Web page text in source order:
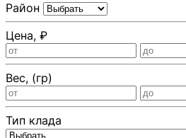
Район
Цена, ₽
Вес, (гр)
Тип клада